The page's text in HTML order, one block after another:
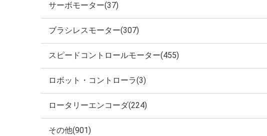
サーボモーター(37)
ブラシレスモーター(307)
スピードコントロールモーター(455)
ロボット・コントローラ(3)
ロータリーエンコーダ(224)
その他(901)